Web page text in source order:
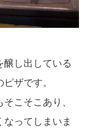
醸し出している
ザです。
こそこあり、
ってしまいま